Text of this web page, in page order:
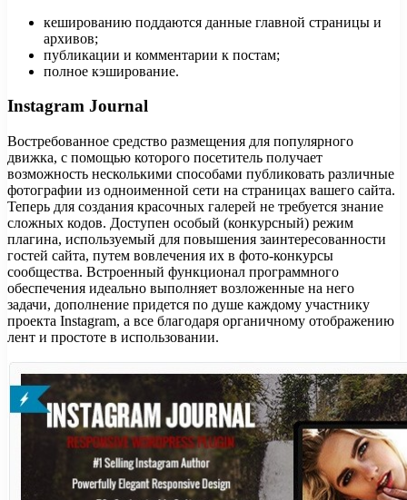
кешированию поддаются данные главной страницы и
архивов;
публикации и комментарии к постам;
полное кэширование.
Instagram Journal
Востребованное средство размещения для популярного
движка, с помощью которого посетитель получает
возможность несколькими способами публиковать различные
фотографии из одноименной сети на страницах вашего сайта.
Теперь для создания красочных галерей не требуется знание
сложных кодов. Доступен особый (конкурсный) режим
плагина, используемый для повышения заинтересованности
гостей сайта, путем вовлечения их в фото-конкурсы
сообщества. Встроенный функционал программного
обеспечения идеально выполняет возложенные на него
задачи, дополнение придется по душе каждому участнику
проекта Instagram, а все благодаря органичному отображению
лент и простоте в использовании.